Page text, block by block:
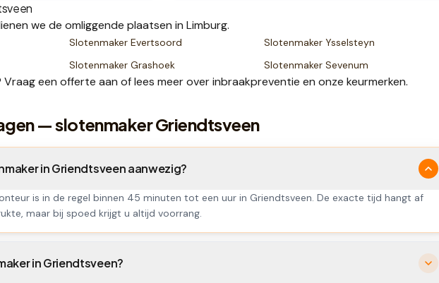
we de omliggende plaatsen in Limburg.
Slotenmaker Evertsoord Slotenmaker Ysselsteyn
Slotenmaker Grashoek Slotenmaker Sevenum
Vraag een offerte aan of lees meer overinbraakpreventie en onze keurmerken.
— slotenmaker Griendtsveen
in Griendtsveen aanwezig?
is in de regel binnen 45 minuten tot een uur in Griendtsveen. De exacte tijd hangt af
maar bij spoed krijgt u altijd voorrang.
in Griendtsveen?